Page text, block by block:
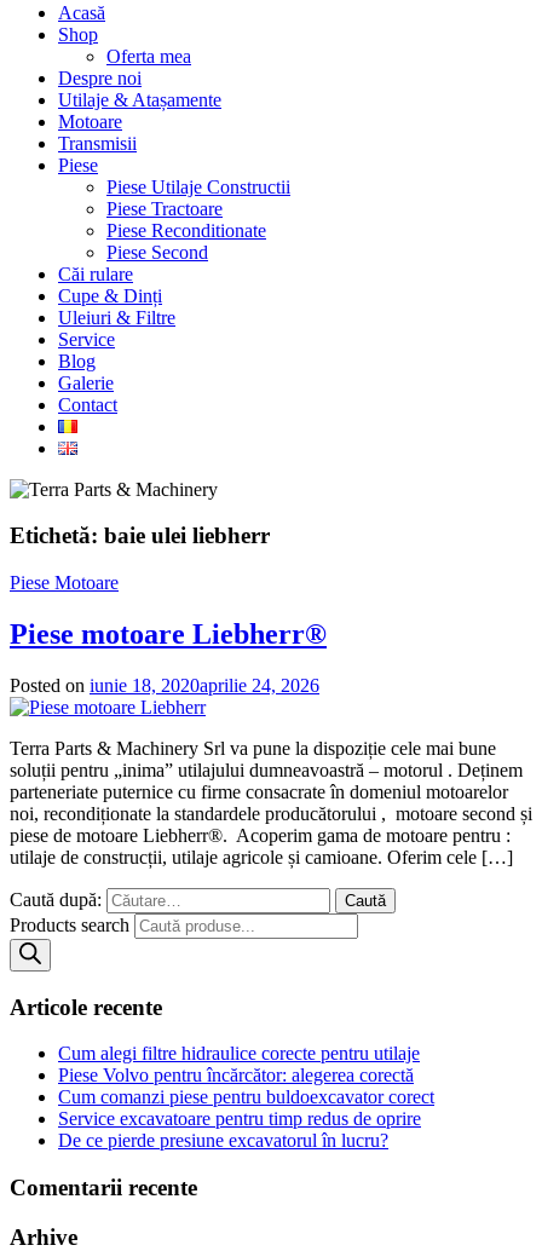
Acasă
Shop
Oferta mea
Despre noi
Utilaje & Atașamente
Motoare
Transmisii
Piese
Piese Utilaje Constructii
Piese Tractoare
Piese Reconditionate
Piese Second
Căi rulare
Cupe & Dinți
Uleiuri & Filtre
Service
Blog
Galerie
Contact
Etichetă: baie ulei liebherr
Piese Motoare
Piese motoare Liebherr®
Posted on iunie 18, 2020aprilie 24, 2026
Terra Parts & Machinery Srl va pune la dispoziție cele mai bune
soluții pentru „inima” utilajului dumneavoastră – motorul . Deținem
parteneriate puternice cu firme consacrate în domeniul motoarelor
noi, recondiționate la standardele producătorului , motoare second și
piese de motoare Liebherr®. Acoperim gama de motoare pentru :
utilaje de construcții, utilaje agricole și camioane. Oferim cele […]
Caută după:
Products search
Articole recente
Cum alegi filtre hidraulice corecte pentru utilaje
Piese Volvo pentru încărcător: alegerea corectă
Cum comanzi piese pentru buldoexcavator corect
Service excavatoare pentru timp redus de oprire
De ce pierde presiune excavatorul în lucru?
Comentarii recente
Arhive